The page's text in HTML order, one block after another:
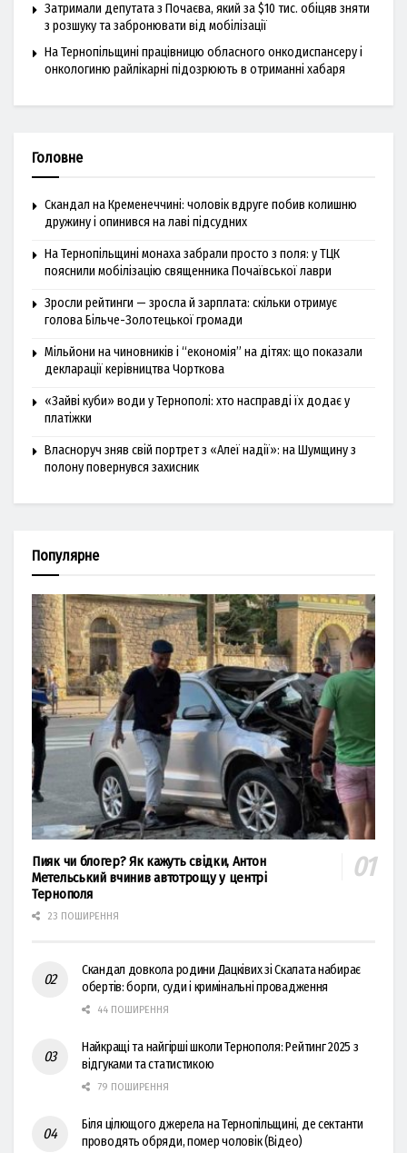
Затримали депутата з Почаєва, який за $10 тис. обіцяв зняти
з розшуку та забронювати від мобілізації
На Тернопільщині працівницю обласного онкодиспансеру і
онкологиню райлікарні підозрюють в отриманні хабаря
Головне
Скандал на Кременеччині: чоловік вдруге побив колишню
дружину і опинився на лаві підсудних
На Тернопільщині монаха забрали просто з поля: у ТЦК
пояснили мобілізацію священника Почаївської лаври
Зросли рейтинги — зросла й зарплата: скільки отримує
голова Більче-Золотецької громади
Мільйони на чиновників і “економія” на дітях: що показали
декларації керівництва Чорткова
«Зайві куби» води у Тернополі: хто насправді їх додає у
платіжки
Власноруч зняв свій портрет з «Алеї надії»: на Шумщину з
полону повернувся захисник
Популярне
Пияк чи блогер? Як кажуть свідки, Антон
Метельський вчинив автотрощу у центрі
Тернополя
23 ПОШИРЕННЯ
Скандал довкола родини Дацківих зі Скалата набирає
обертів: борги, суди і кримінальні провадження
44 ПОШИРЕННЯ
Найкращі та найгірші школи Тернополя: Рейтинг 2025 з
відгуками та статистикою
79 ПОШИРЕННЯ
Біля цілющого джерела на Тернопільщині, де сектанти
проводять обряди, помер чоловік (Відео)